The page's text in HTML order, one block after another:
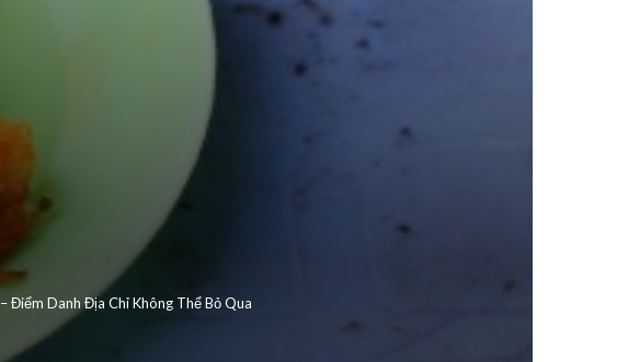
Điểm Danh Địa Chỉ Không Thể Bỏ Qua